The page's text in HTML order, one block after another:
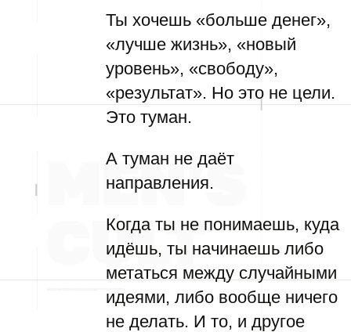
Ты хочешь «больше денег»,
«лучше жизнь», «новый
уровень», «свободу»,
«результат». Но это не цели.
Это туман.
А туман не даёт
направления.
Когда ты не понимаешь, куда
идёшь, ты начинаешь либо
метаться между случайными
идеями, либо вообще ничего
не делать. И то, и другое